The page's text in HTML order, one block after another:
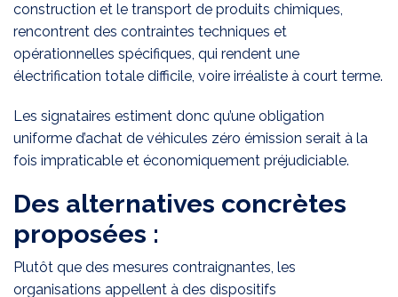
construction et le transport de produits chimiques,
rencontrent des contraintes techniques et
opérationnelles spécifiques, qui rendent une
électrification totale difficile, voire irréaliste à court terme.
Les signataires estiment donc qu’une obligation
uniforme d’achat de véhicules zéro émission serait à la
fois impraticable et économiquement préjudiciable.
Des alternatives concrètes
proposées :
Plutôt que des mesures contraignantes, les
organisations appellent à des dispositifs